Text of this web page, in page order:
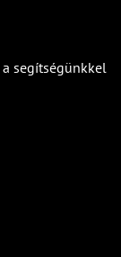
segítségünkkel